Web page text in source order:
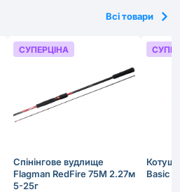
Всі товари
Спінінгове вудлище
Flagman RedFire 75M 2.27м
5-25г
СУПЕРЦІНА
Basic